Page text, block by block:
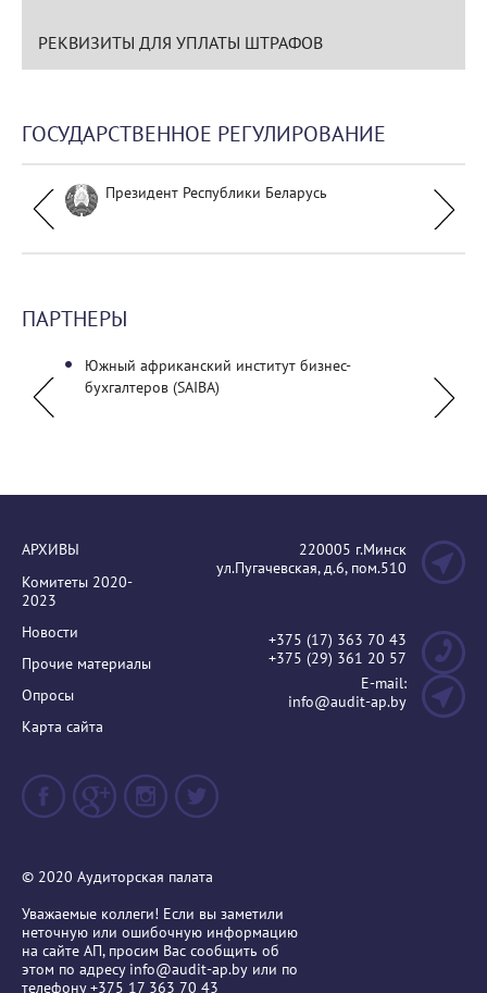
РЕКВИЗИТЫ ДЛЯ УПЛАТЫ ШТРАФОВ
ГОСУДАРСТВЕННОЕ РЕГУЛИРОВАНИЕ
Президент Республики Беларусь
ПАРТНЕРЫ
Южный африканский институт бизнес-
бухгалтеров (SAIBA)
АРХИВЫ
Комитеты 2020-
2023
Новости
Прочие материалы
Опросы
Карта сайта
220005 г.Минск
ул.Пугачевская, д.6, пом.510
+375 (17) 363 70 43
+375 (29) 361 20 57
E-mail:
info@audit-ap.by
© 2020 Аудиторская палата
Уважаемые коллеги! Если вы заметили
неточную или ошибочную информацию
на сайте АП, просим Вас сообщить об
этом по адресу info@audit-ap.by или по
телефону +375 17 363 70 43